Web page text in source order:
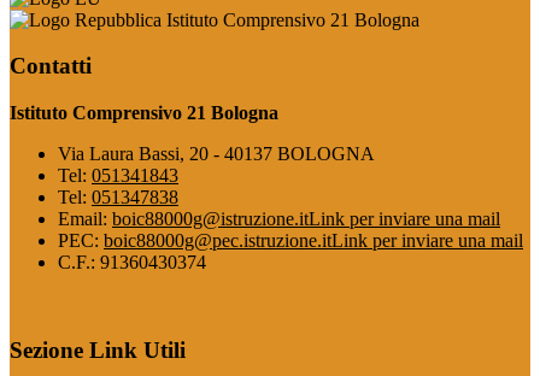
Istituto Comprensivo 21 Bologna
Contatti
Istituto Comprensivo 21 Bologna
Via Laura Bassi, 20 - 40137 BOLOGNA
Tel: 051341843
Tel: 051347838
Email: boic88000g@istruzione.itLink per inviare una mail
PEC: boic88000g@pec.istruzione.itLink per inviare una mail
C.F.: 91360430374
Sezione Link Utili